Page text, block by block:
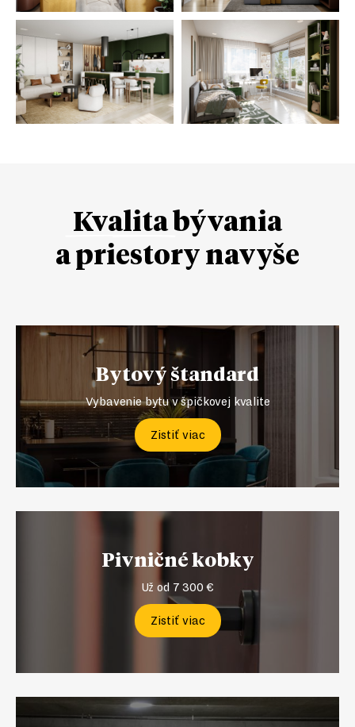
Kvalitabývania
a priestory navyše
Bytový štandard
Vybavenie bytu v špičkovej kvalite
Zistiť viac
Pivničné kobky
Už od 7 300 €
Zistiť viac